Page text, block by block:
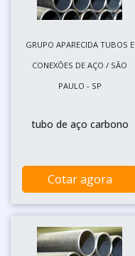
GRUPO APARECIDA TUBOS E
CONEXÕES DE AÇO / SÃO
PAULO - SP
tubo de aço carbono
Cotar agora